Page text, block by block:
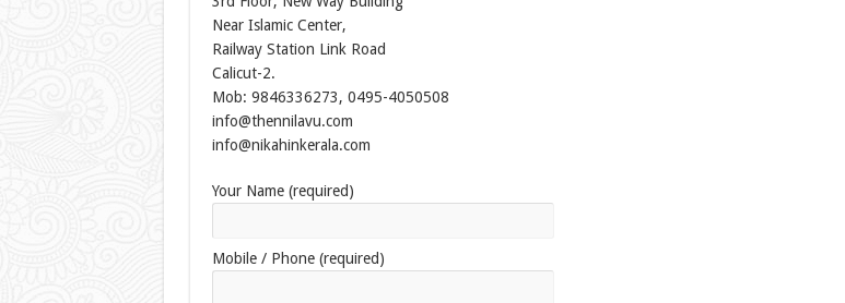
Near Islamic Center,
Railway Station Link Road
Calicut-2.
Mob: 9846336273, 0495-4050508
info@thennilavu.com
info@nikahinkerala.com
Your Name (required)
Mobile / Phone (required)